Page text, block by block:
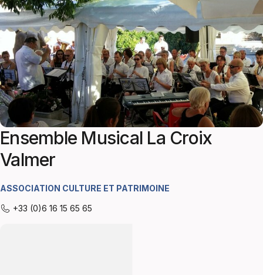
Ensemble Musical La Croix
Valmer
ASSOCIATION CULTURE ET PATRIMOINE
+33 (0)6 16 15 65 65